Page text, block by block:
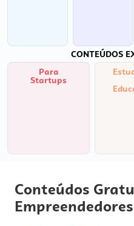
CONTEÚDOS
Para
Startups
Conteúdos